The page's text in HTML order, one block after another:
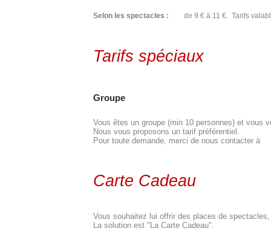
Selon les spectacles : de 9 € à 11 €. Tarifs
Tarifs spéciaux
Groupe
Vous êtes un groupe (min 10 personnes) et vous
Nous vous proposons un tarif préférentiel.
Pour toute demande, merci de nous contacter à
Vous souhaitez lui offrir des places de
La solution est "La Carte Cadeau".
Carte Cadeau